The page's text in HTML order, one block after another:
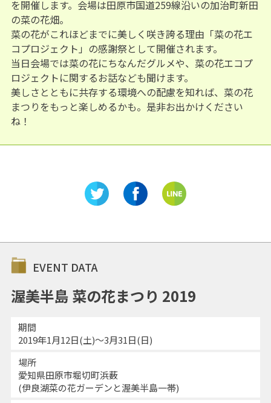
を開催します。会場は田原市国道259線沿いの加治町新田
の菜の花畑。
菜の花がこれほどまでに美しく咲き誇る理由「菜の花エ
コプロジェクト」の感謝祭として開催されます。
当日会場では菜の花にちなんだグルメや、菜の花エコプ
ロジェクトに関するお話なども聞けます。
美しさとともに共存する環境への配慮を知れば、菜の花
まつりをもっと楽しめるかも。是非お出かけください
ね！
EVENT DATA
渥美半島 菜の花まつり 2019
期間
2019年1月12日(土)～3月31日(日)
場所
愛知県田原市堀切町浜薮
(伊良湖菜の花ガーデンと渥美半島一帯)